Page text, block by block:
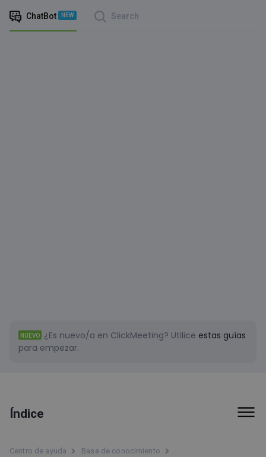
ChatBot NEW Search
NUEVO ¿Es nuevo/a en ClickMeeting? Utilice estas guías
para empezar.
Índice
Tipos de evento
Centro de ayuda
Base de conocimiento